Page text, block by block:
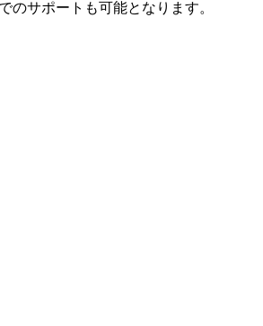
サポートも可能となります。